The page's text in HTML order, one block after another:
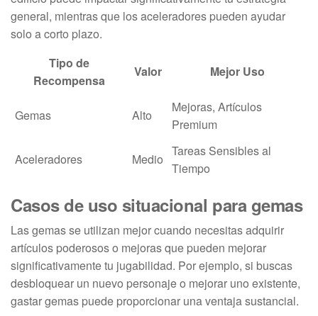
general, mientras que los aceleradores pueden ayudar
solo a corto plazo.
Tipo de
Recompensa
Valor Mejor Uso
Gemas Alto
Mejoras, Artículos
Premium
Aceleradores Medio
Tareas Sensibles al
Tiempo
Casos de uso situacional para gemas
Las gemas se utilizan mejor cuando necesitas adquirir
artículos poderosos o mejoras que pueden mejorar
significativamente tu jugabilidad. Por ejemplo, si buscas
desbloquear un nuevo personaje o mejorar uno existente,
gastar gemas puede proporcionar una ventaja sustancial.